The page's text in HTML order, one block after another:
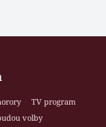
TV program
volby